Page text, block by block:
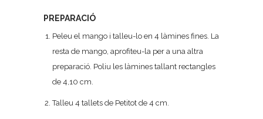
PREPARACIÓ
Peleu el mango i talleu-lo en 4 làmines fines. La
resta de mango, aprofiteu-la per a una altra
preparació. Poliu les làmines tallant rectangles
de 4,10 cm.
Talleu 4 tallets de Petitot de 4 cm.